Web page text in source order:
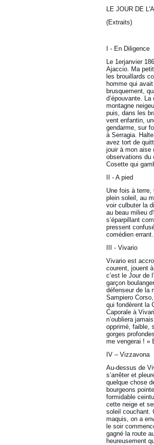
LE JOUR DE
(Extraits)
I - En Diligence
Le 1erjanvier
Ajaccio. Ma
les brouillards
homme qui
brusquement,
d’épouvante.
montagne
puis, dans les
vent enfantin,
gendarme, sur
à Serragia.
avez tort de
jouir à mon aise
observations du
Cosette qui
II - A pied
Une fois à
plein soleil, au
voir culbuter la
au beau milieu
s’éparpillant
pressent
comédien
III - Vivario
Vivario est
courent, jouent
c’est le Jour de
garçon
défenseur de la
Sampiero
qui fondèrent la
Caporale à
n’oubliera
opprimé, faible,
gorges
me vengerai ! »
IV – Vizzavona
Au-dessus de
s’arrêter et
quelque chose
bourgeons
formidable
cette neige et
soleil couchant.
maquis, on a
le soir
gagné la route
heureusement